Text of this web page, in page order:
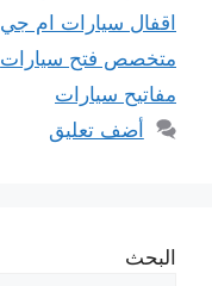
اقفال سيارات ام جي
متخصص فتح سيارات
مفاتيح سيارات
أضف تعليق
البحث